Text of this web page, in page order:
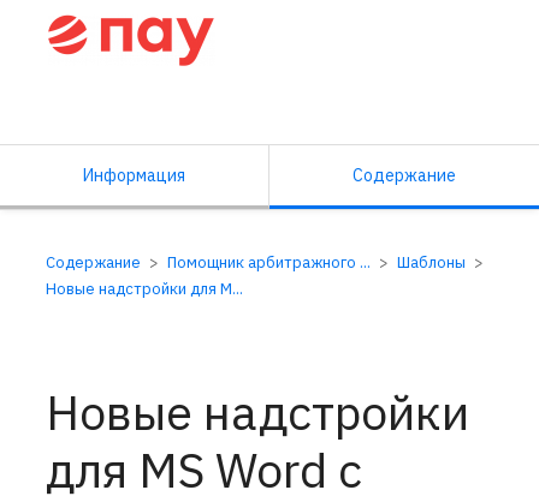
Информация Содержание
Содержание Помощник арбитражного ...
Шаблоны
Новые надстройки для M...
Новые надстройки
для MS Word с